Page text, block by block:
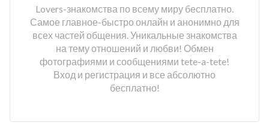
Lovers-знакомства по всему миру бесплатно.
Самое главное-быстро онлайн и анонимно для
всех частей общения. Уникальные знакомства
на тему отношений и любви! Обмен
фотографиями и сообщениями tete-a-tete!
Вход и регистрация и все абсолютно
бесплатно!